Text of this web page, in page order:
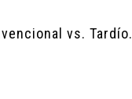
vs. Tardío.